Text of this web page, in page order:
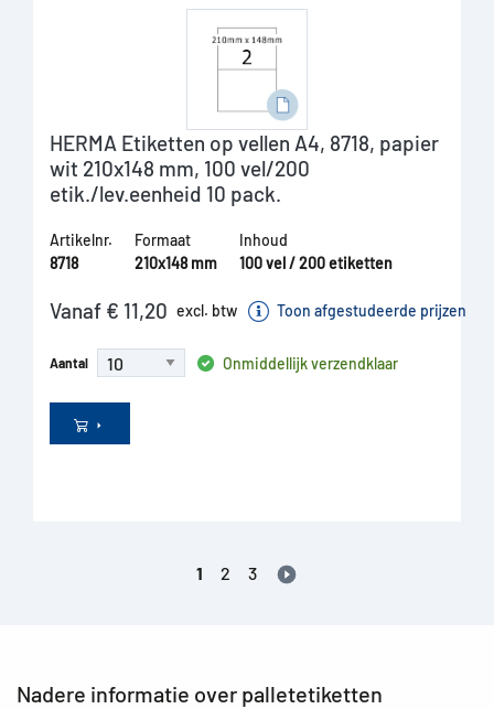
HERMA Etiketten op vellen A4, 8718, papier
wit 210x148 mm, 100 vel/200
etik./lev.eenheid 10 pack.
Artikelnr.
8718
Formaat
210x148 mm
Inhoud
100 vel / 200 etiketten
Vanaf € 11,20 excl. btw Toon afgestudeerde prijzen
Aantal Onmiddellijk verzendklaar
1 2 3
Nadere informatie over palletetiketten